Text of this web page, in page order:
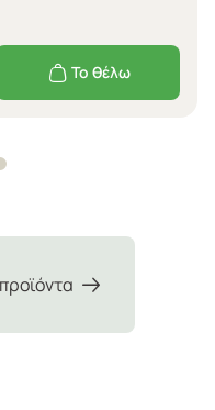
Το θέλω